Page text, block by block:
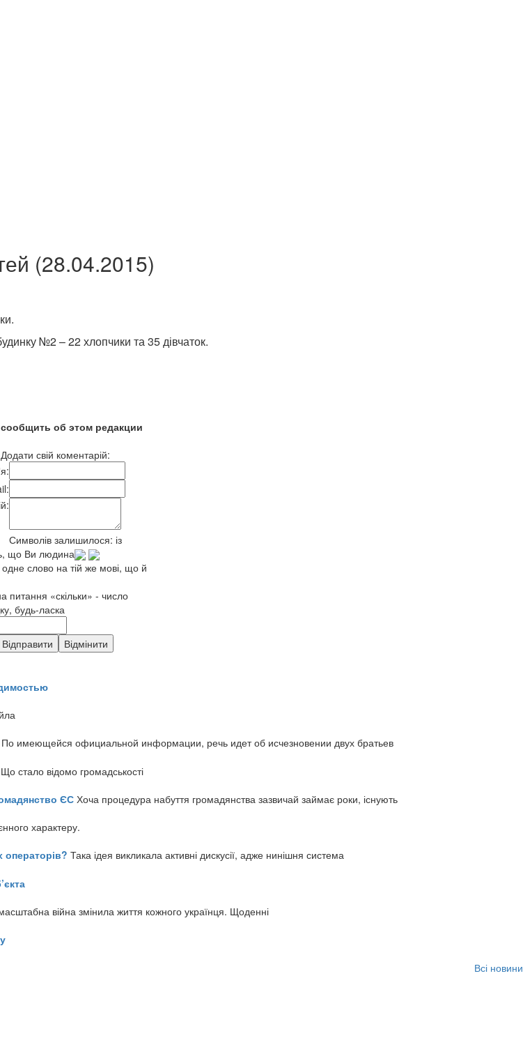
(28.04.2015)
№2 – 22 хлопчики та 35 дівчаток.
об этом редакции
Додати свій коментарій:
Символів залишилося: із
що Ви людина
одне слово на тій же мові, що й
питання «скільки» - число
будь-ласка
По имеющейся официальной информации, речь идет об исчезновении двух братьев
Що стало відомо громадськості
ЄС Хоча процедура набуття громадянства зазвичай займає роки, існують
характеру.
операторів? Така ідея викликала активні дискусії, адже нинішня система
війна змінила життя кожного українця. Щоденні
Всі новини